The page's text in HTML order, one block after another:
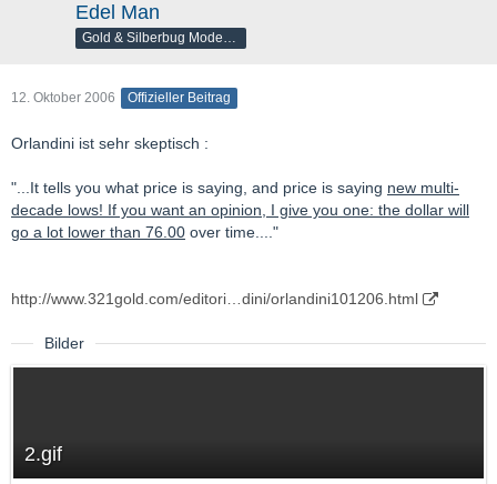
Edel Man
Gold & Silberbug Moderator
12. Oktober 2006 Offizieller Beitrag
Orlandini ist sehr skeptisch :
"...It tells you what price is saying, and price is saying new multi-
decade lows! If you want an opinion, I give you one: the dollar will
go a lot lower than 76.00 over time...."
http://www.321gold.com/editori…dini/orlandini101206.html
Bilder
2.gif